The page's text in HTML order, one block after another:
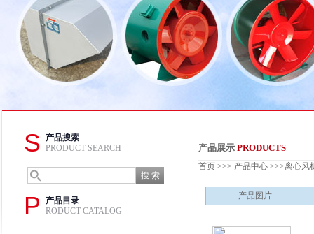
S
产品搜索
PRODUCT SEARCH
P
产品目录
RODUCT CATALOG
产品展示 PRODUCTS
首页 >>> 产品中心 >>>离心风
产品图片